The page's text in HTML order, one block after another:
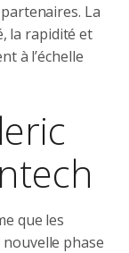
La
la rapidité et
à l’échelle
que les
phase